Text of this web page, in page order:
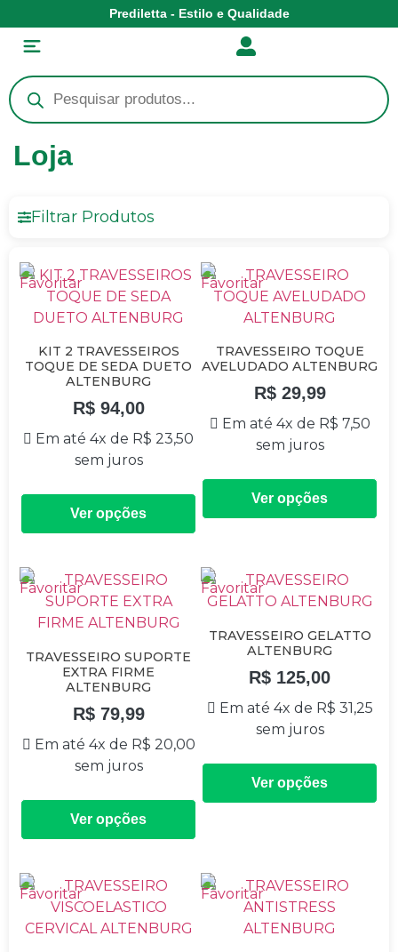
Prediletta - Estilo e Qualidade
Loja
Filtrar Produtos
KIT 2 TRAVESSEIROS
TOQUE DE SEDA DUETO
ALTENBURG
R$94,00
Em até 4x de R$ 23,50
sem juros
Ver opções
TRAVESSEIRO TOQUE
AVELUDADO ALTENBURG
R$29,99
Em até 4x de R$ 7,50
sem juros
Ver opções
TRAVESSEIRO SUPORTE
EXTRA FIRME
ALTENBURG
R$79,99
Em até 4x de R$ 20,00
sem juros
Ver opções
TRAVESSEIRO GELATTO
ALTENBURG
R$ 125,00
Em até 4x de R$ 31,25
sem juros
Ver opções